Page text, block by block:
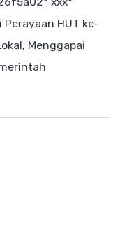
HUT ke-
Menggapai